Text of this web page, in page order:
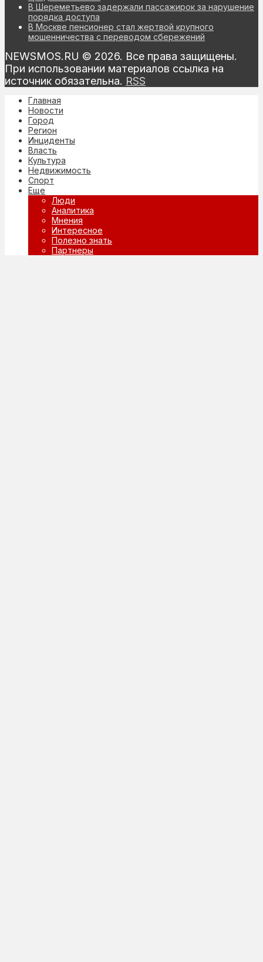
В Шереметьево задержали пассажирок за нарушение
порядка доступа
В Москве пенсионер стал жертвой крупного
мошенничества с переводом сбережений
NEWSMOS.RU © 2026. Все права защищены.
При использовании материалов ссылка на
источник обязательна. RSS
Главная
Новости
Город
Регион
Инциденты
Власть
Культура
Недвижимость
Спорт
Еще
Люди
Аналитика
Мнения
Интересное
Полезно знать
Партнеры